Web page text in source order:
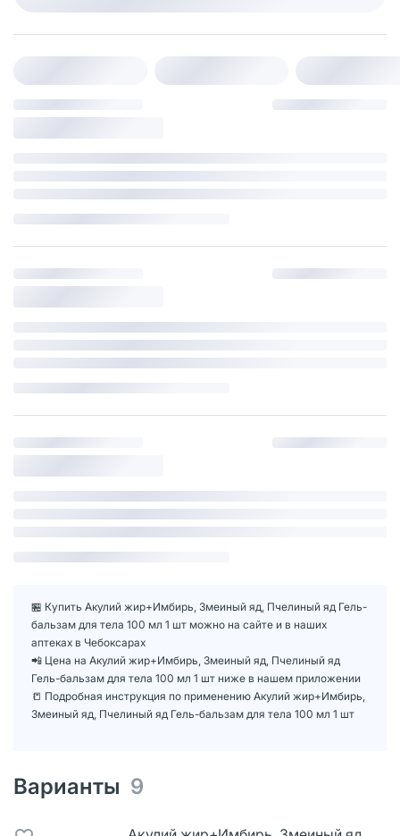
🏪 Купить Акулий жир+Имбирь, Змеиный яд, Пчелиный яд Гель-
бальзам для тела 100 мл 1 шт можно на сайте и в наших
аптеках в Чебоксарах
📲 Цена на Акулий жир+Имбирь, Змеиный яд, Пчелиный яд
Гель-бальзам для тела 100 мл 1 шт ниже в нашем приложении
📒 Подробная инструкция по применению Акулий жир+Имбирь,
Змеиный яд, Пчелиный яд Гель-бальзам для тела 100 мл 1 шт
Варианты 9